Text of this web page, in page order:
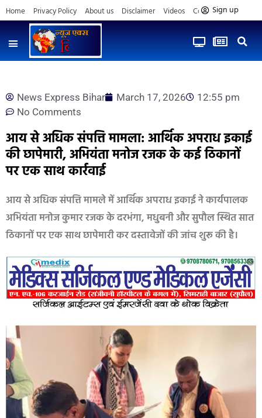
Home Privacy Policy About us Disclaimer Videos Contact us
Sign up
News Express Bihar March 17, 2026
12:55 pm
No Comments
आय से अधिक संपत्ति मामला: आर्थिक अपराध इकाई
की छापेमारी, अभियंता मनोज रजक के कई ठिकानों
पर एक साथ कार्रवाई
आय से अधिक संपत्ति मामले में आर्थिक अपराध इकाई ने कार्यपालक
अभियंता मनोज कुमार रजक के दरभंगा, मधुबनी और सुपौल स्थित सात
ठिकानों पर एक साथ छापेमारी कर दस्तावेजों की जांच शुरू की है।